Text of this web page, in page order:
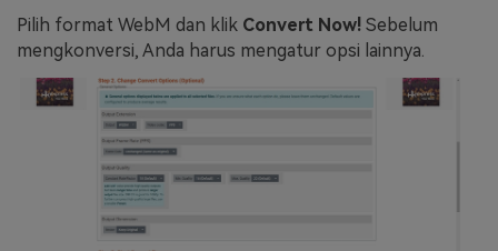
Pilih format WebM dan klik Convert Now! Sebelum
mengkonversi, Anda harus mengatur opsi lainnya.